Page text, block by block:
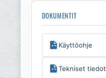
DOKUMENTIT
Käyttöohje
Tekniset tiedot